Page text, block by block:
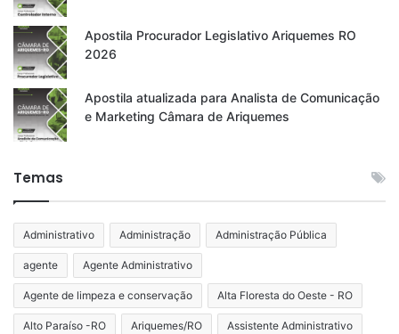
Apostila Procurador Legislativo Ariquemes RO
2026
Apostila atualizada para Analista de Comunicação
e Marketing Câmara de Ariquemes
Temas
Administrativo Administração Administração Pública
agente Agente Administrativo
Agente de limpeza e conservação Alta Floresta do Oeste - RO
Alto Paraíso -RO Ariquemes/RO Assistente Administrativo